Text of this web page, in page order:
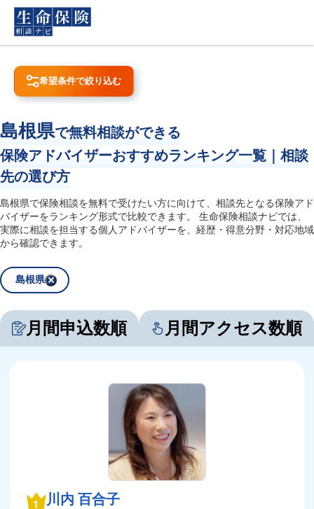
お住まい
相談したい保険
死亡保険
がん保険
高額医療費制度
介護・認知症保険
個人年金保険
学資保険・教育資金対策
住宅ローン対策
希望条件で絞り込む
島根県で無料相談ができる
保険アドバイザーおすすめランキング一覧｜相談
先の選び方
島根県で保険相談を無料で受けたい方に向けて、相談先となる保険アド
バイザーをランキング形式で比較できます。 生命保険相談ナビでは、
実際に相談を担当する個人アドバイザーを、経歴・得意分野・対応地域
から確認できます。
島根県
月間申込数順 月間アクセス数順
川内 百合子